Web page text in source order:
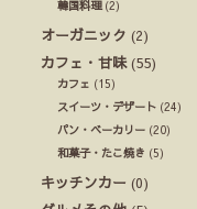
韓国料理(2)
オーガニック (2)
カフェ・甘味(55)
カフェ (15)
スイーツ・デザート (24)
パン・ベーカリー (20)
和菓子・たこ焼き (5)
キッチンカー (0)